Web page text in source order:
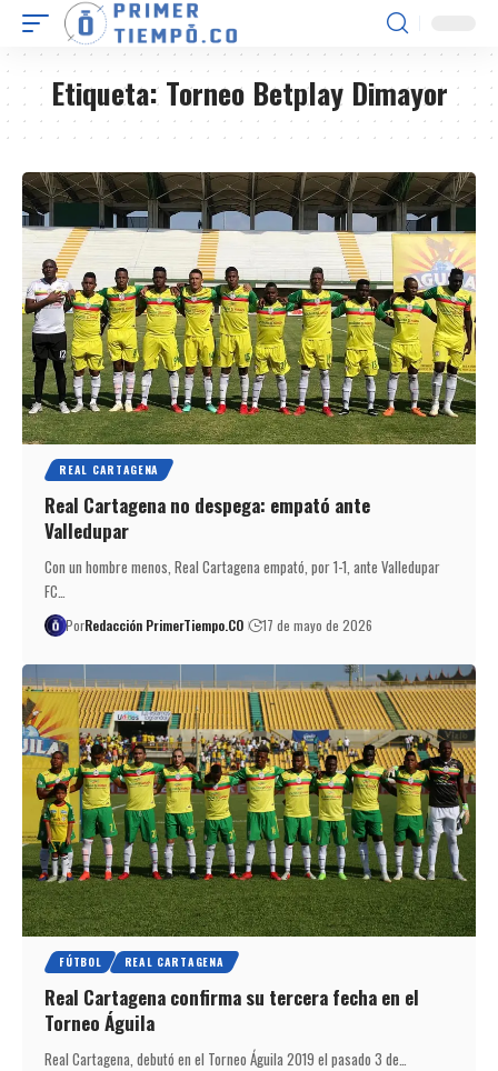
Etiqueta:Torneo Betplay Dimayor
REAL CARTAGENA
Real Cartagena no despega: empató ante
Valledupar
Con un hombre menos, Real Cartagena empató, por 1-1, ante Valledupar
FC…
PorRedacción PrimerTiempo.CO 17 de mayo de 2026
FÚTBOL REAL CARTAGENA
Real Cartagena confirma su tercera fecha en el
Torneo Águila
Real Cartagena, debutó en el Torneo Águila 2019 el pasado 3 de…